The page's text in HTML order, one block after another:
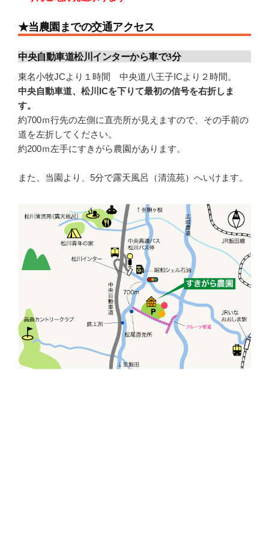
★当農園までの交通アクセス
中央自動車道松川インターから車で3分
東名小牧JCより１時間 中央道八王子ICより２時間。
中央自動車道、松川ICを下りて最初の信号を右折しま
す。
約700ｍ行先の左側に直売所が見えますので、その手前の
道を左折してください。
約200ｍ左手にすきがら農園があります。
また、当園より、5分で露天風呂（清流苑）へいけます。